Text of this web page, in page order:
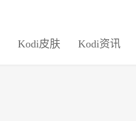
Kodi皮肤 Kodi资讯